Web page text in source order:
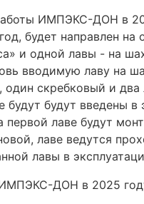
ДОН в 2025